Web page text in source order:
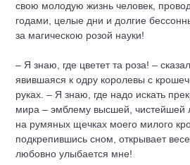
свою молодую жизнь человек,
годами, целые дни и долгие
за магическою розой науки!
– Я знаю, где цветет та роза! –
явившаяся к одру королевы с
руках. – Я знаю, где надо искать
мира – эмблему высшей, чистейшей
на румяных щечках моего милого
подкрепившись сном, открывает
любовно улыбается мне!